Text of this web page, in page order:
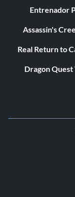
Entrenador
Assassin's
Real Return to
Dragon Quest